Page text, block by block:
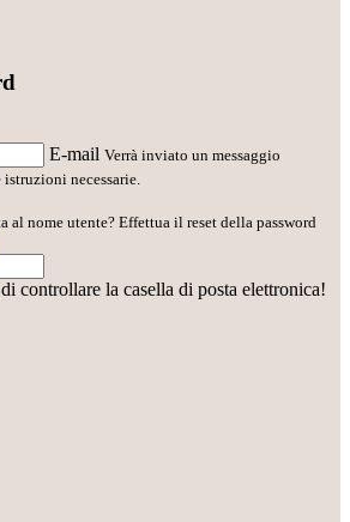
E-mail Verrà inviato un messaggio
necessarie.
al nome utente? Effettua il reset della password
controllare la casella di posta elettronica!